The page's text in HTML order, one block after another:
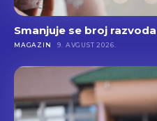
Smanjuje se broj razvoda
MAGAZIN 9. AVGUST 2026.